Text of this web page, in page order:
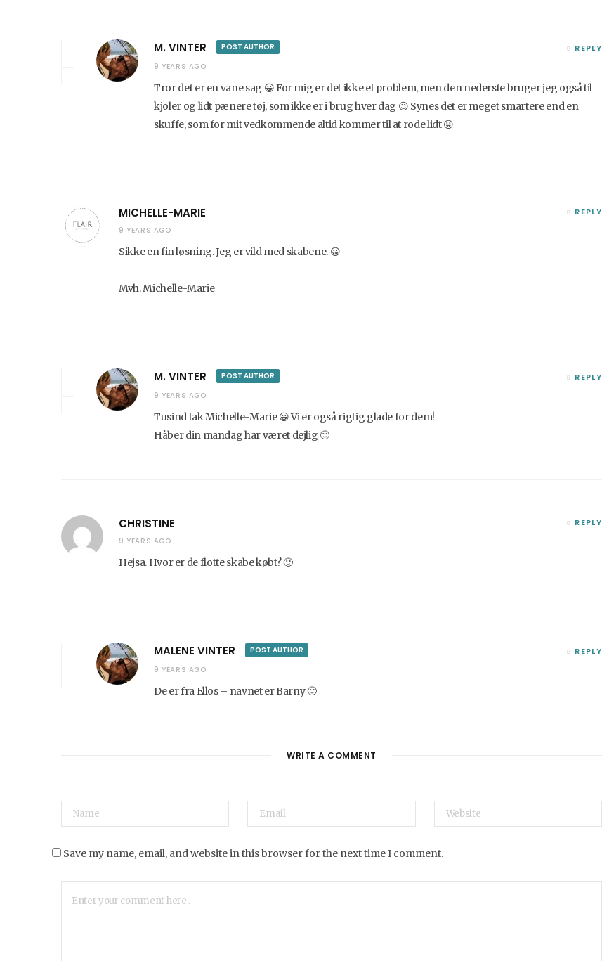
M. VINTER
POST AUTHOR
9 YEARS AGO
REPLY
Tror det er en vane sag 😀 For mig er det ikke et problem, men den nederste bruger jeg også til
kjoler og lidt pænere tøj, som ikke er i brug hver dag 😉 Synes det er meget smartere end en
skuffe, som for mit vedkommende altid kommer til at rode lidt 😛
MICHELLE-MARIE
9 YEARS AGO
REPLY
Sikke en fin løsning. Jeg er vild med skabene. 😀
Mvh. Michelle-Marie
M. VINTER
POST AUTHOR
9 YEARS AGO
REPLY
Tusind tak Michelle-Marie 😀 Vi er også rigtig glade for dem!
Håber din mandag har været dejlig 🙂
CHRISTINE
9 YEARS AGO
REPLY
Hejsa. Hvor er de flotte skabe købt? 🙂
MALENE VINTER
POST AUTHOR
9 YEARS AGO
REPLY
De er fra Ellos – navnet er Barny 🙂
WRITE A COMMENT
Save my name, email, and website in this browser for the next time I comment.